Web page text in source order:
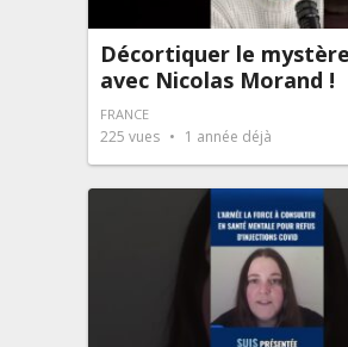
Décortiquer le
avec Nicolas Morand !
FRANCE
225 vues 1 année déjà